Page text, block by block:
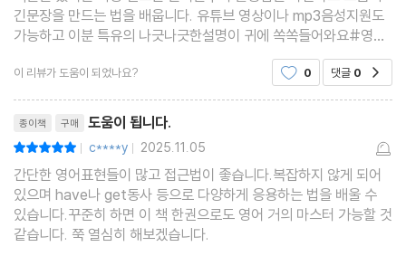
Unit28 a few / a little / many / a lot of 디테일도 지켜 말하기
Unit29 at / on / in / of 전치사를 이용해 디테일하게 말하기
Unit30 off / about / for / during 전치사를 이용해 디테일하게
Unit31 across / around / along / through 전치사를 이용해 디
테일하게 말하기
Unit32 by / until / before / after 전치사를 이용해 디테일하게
말하기
Unit33 behind / under / to / into 전치사를 이용해 디테일하게
긴문장을 만드는 법을 배웁니다. 유튜브 영상이나 mp3음성지원도
가능하고 이분 특유의 나긋나긋한설명이 귀에 쏙쏙들어와요#영어
이 리뷰가 도움이 되었나요? 0 댓글 0
종이책 구매 도움이 됩니다.
| c****y | 2025.11.05
간단한 영어표현들이 많고 접근법이 좋습니다.복잡하지 않게 되어
있으며 have나 get동사 등으로 다양하게 응용하는 법을 배울 수
있습니다.꾸준히 하면 이 책 한권으로도 영어 거의 마스터 가능할 것
같습니다. 쭉 열심히 해보겠습니다.